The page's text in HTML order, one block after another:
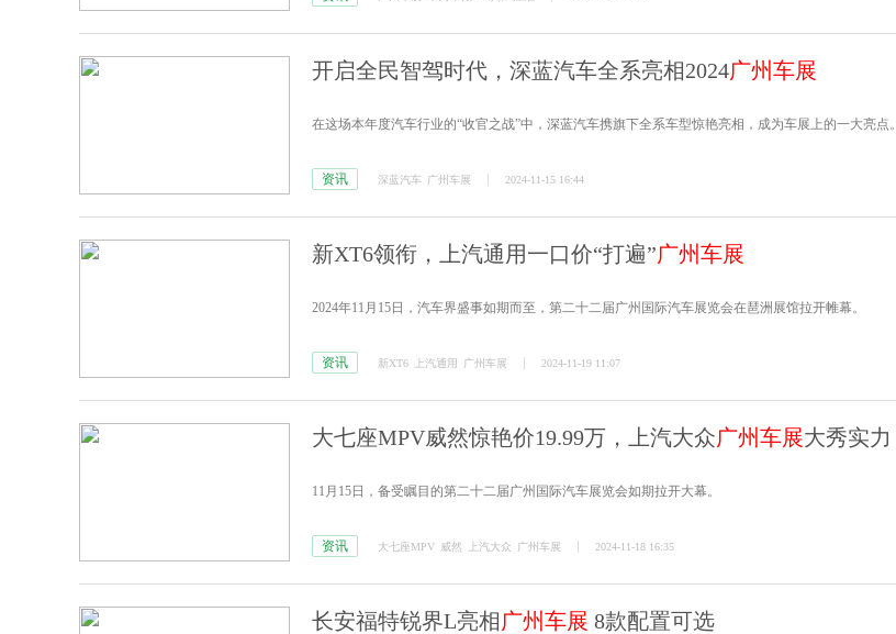
开启全民智驾时代，深蓝汽车全系亮相2024广州车展
在这场本年度汽车行业的“收官之战”中，深蓝汽车携旗下全系车型惊艳亮相，成为车展上的一大亮点。
资讯 深蓝汽车 广州车展 2024-11-15 16:44
新XT6领衔，上汽通用一口价“打遍”广州车展
2024年11月15日，汽车界盛事如期而至，第二十二届广州国际汽车展览会在琶洲展馆拉开帷幕。
资讯 新XT6 上汽通用 广州车展 2024-11-19 11:07
大七座MPV威然惊艳价19.99万，上汽大众广州车展大秀实力
11月15日，备受瞩目的第二十二届广州国际汽车展览会如期拉开大幕。
资讯 大七座MPV 威然 上汽大众 广州车展 2024-11-18 16:35
长安福特锐界L亮相广州车展 8款配置可选